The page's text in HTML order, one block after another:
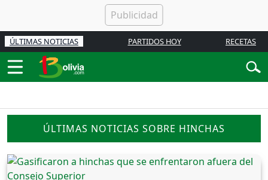
ÚLTIMAS NOTICIAS PARTIDOS HOY RECETAS
ÚLTIMAS NOTICIAS SOBRE HINCHAS